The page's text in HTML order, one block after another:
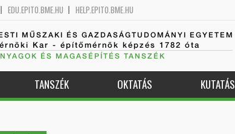
EDU.EPITO.BME.HU HELP.EPITO.BME.HU
MŰSZAKI ÉS GAZDASÁGTUDOMÁNYI EGYETEM
Kar - építőmérnök képzés 1782 óta
ÉS MAGASÉPÍTÉS TANSZÉK
TANSZÉK OKTATÁS KUTATÁS